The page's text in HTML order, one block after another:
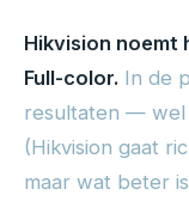
Hikvision noemt
Full-color. In de
resultaten — wel
(Hikvision gaat
maar wat beter